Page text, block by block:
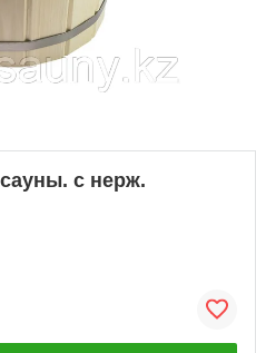
с нерж.